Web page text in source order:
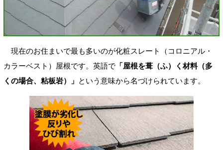
現在のお住まいで最も多いのが化粧スレート（コロニアル・
カラーベスト）屋根です。英語で 「屋根を葺（ふ）く材料（多
くの場合、粘板岩）」 という意味から名づけられています。